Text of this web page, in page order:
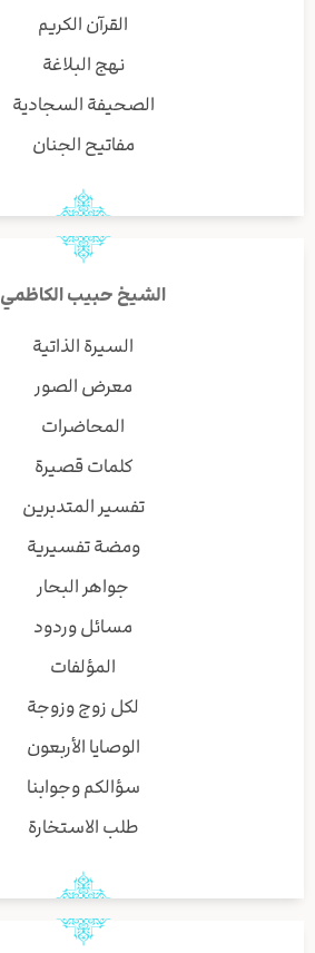
القرآن الكريم
نهج البلاغة
الصحيفة السجادية
مفاتيح الجنان
الشيخ حبيب الكاظمي
السيرة الذاتية
معرض الصور
المحاضرات
كلمات قصيرة
تفسير المتدبرين
ومضة تفسيرية
جواهر البحار
مسائل وردود
المؤلفات
لكل زوج وزوجة
الوصايا الأربعون
سؤالكم وجوابنا
طلب الاستخارة